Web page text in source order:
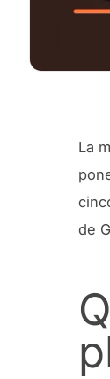
La
de